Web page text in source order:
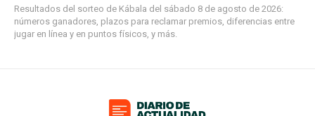
Resultados del sorteo de Kábala del sábado 8 de agosto de 2026:
números ganadores, plazos para reclamar premios, diferencias entre
jugar en línea y en puntos físicos, y más.